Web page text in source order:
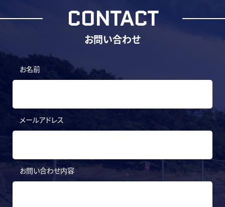
CONTACT
お問い合わせ
お名前
メールアドレス
お問い合わせ内容